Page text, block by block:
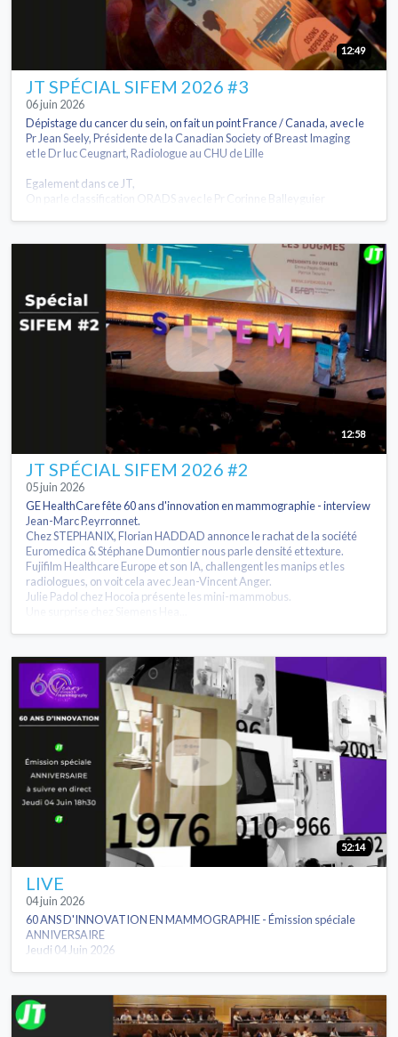
12:49
JT SPÉCIAL SIFEM 2026 #3
06 juin 2026
Dépistage du cancer du sein, on fait un point France / Canada, avec le
Pr Jean Seely, Présidente de la Canadian Society of Breast Imaging
et le Dr luc Ceugnart, Radiologue au CHU de Lille
Egalement dans ce JT,
On parle classification ORADS avec le Pr Corinne Balleyguier
12:58
JT SPÉCIAL SIFEM 2026 #2
05 juin 2026
GE HealthCare fête 60 ans d'innovation en mammographie - interview
Jean-Marc P.eyrronnet.
Chez STEPHANIX, Florian HADDAD annonce le rachat de la société
Euromedica & Stéphane Dumontier nous parle densité et texture.
Fujifilm Healthcare Europe et son IA, challengent les manips et les
radiologues, on voit cela avec Jean-Vincent Anger.
Julie Padol chez Hocoia présente les mini-mammobus.
52:14
LIVE
04 juin 2026
60 ANS D'INNOVATION EN MAMMOGRAPHIE - Émission spéciale
ANNIVERSAIRE
Jeudi 04 Juin 2026